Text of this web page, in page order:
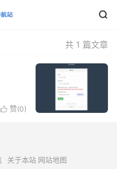

共 1 篇文章
 赞(0)
关于本站 网站地图